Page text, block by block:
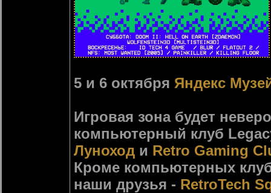
5 и 6 октября Яндекс
Игровая зона будет
компьютерный клуб
Луноход и Retro Gaming
Кроме компьютерных
наши друзья - RetroTech